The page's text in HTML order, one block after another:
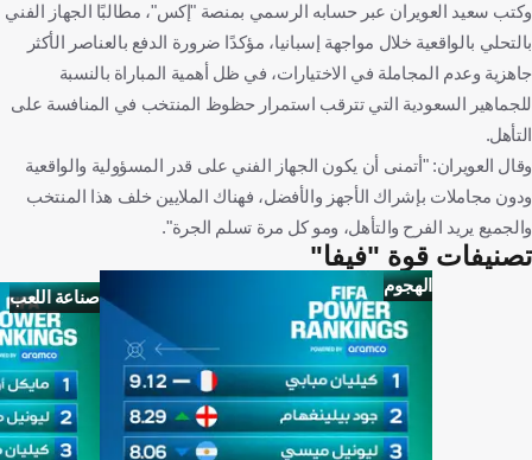
وكتب سعيد العويران عبر حسابه الرسمي بمنصة "إكس"، مطالبًا الجهاز الفني
بالتحلي بالواقعية خلال مواجهة إسبانيا، مؤكدًا ضرورة الدفع بالعناصر الأكثر
جاهزية وعدم المجاملة في الاختيارات، في ظل أهمية المباراة بالنسبة
للجماهير السعودية التي تترقب استمرار حظوظ المنتخب في المنافسة على
التأهل.
وقال العويران: "أتمنى أن يكون الجهاز الفني على قدر المسؤولية والواقعية
ودون مجاملات بإشراك الأجهز والأفضل، فهناك الملايين خلف هذا المنتخب
والجميع يريد الفرح والتأهل، ومو كل مرة تسلم الجرة".
تصنيفات قوة "فيفا"
الهجوم
صناعة اللعب